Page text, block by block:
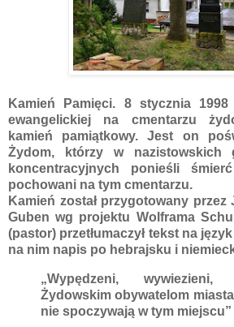
Kamień Pamięci. 8 stycznia
ewangelickiej na cmentarzu
kamień pamiątkowy. Jest on
Żydom, którzy w nazistowskich
koncentracyjnych ponieśli
pochowani na tym cmentarzu.
Kamień został przygotowany
Guben wg projektu Wolframa
(pastor) przetłumaczył tekst na
na nim napis po hebrajsku i
„Wypędzeni, wywiezieni,
Żydowskim obywatelom
nie spoczywają w tym miejscu”